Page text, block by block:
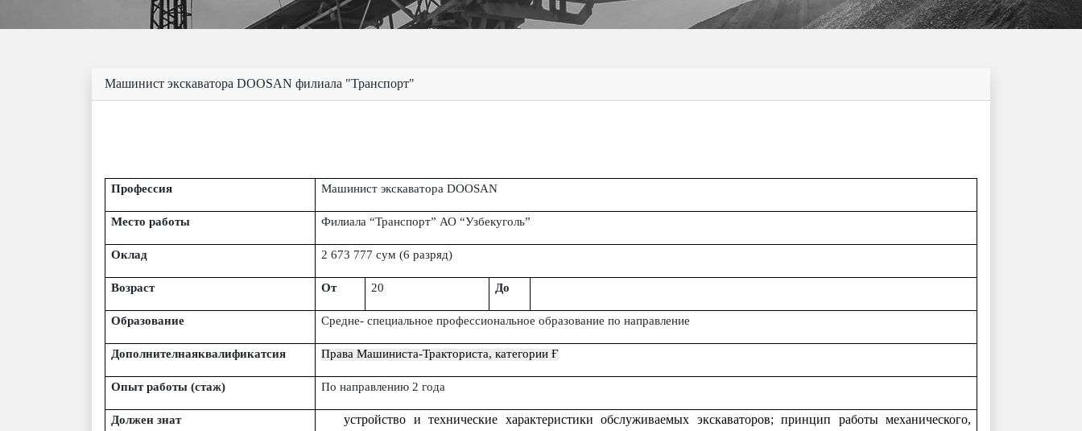
Машинист экскаватора DOOSAN филиала "Транспорт"
Профессия Машинист экскаватора DOOSAN
Место работы Филиала “Транспорт” АО “Узбекуголь”
Оклад 2 673 777 сум (6 разряд)
Возраст От 20 До
Образование Средне- специальное профессиональное образование по направление
Дополнителнаяквалификатсия Права Машиниста-Тракториста, категории Ғ
Опыт работы (стаж) По направлению 2 года
Должен знат
устройство и технические характеристики обслуживаемых экскаваторов; принцип работы механического,